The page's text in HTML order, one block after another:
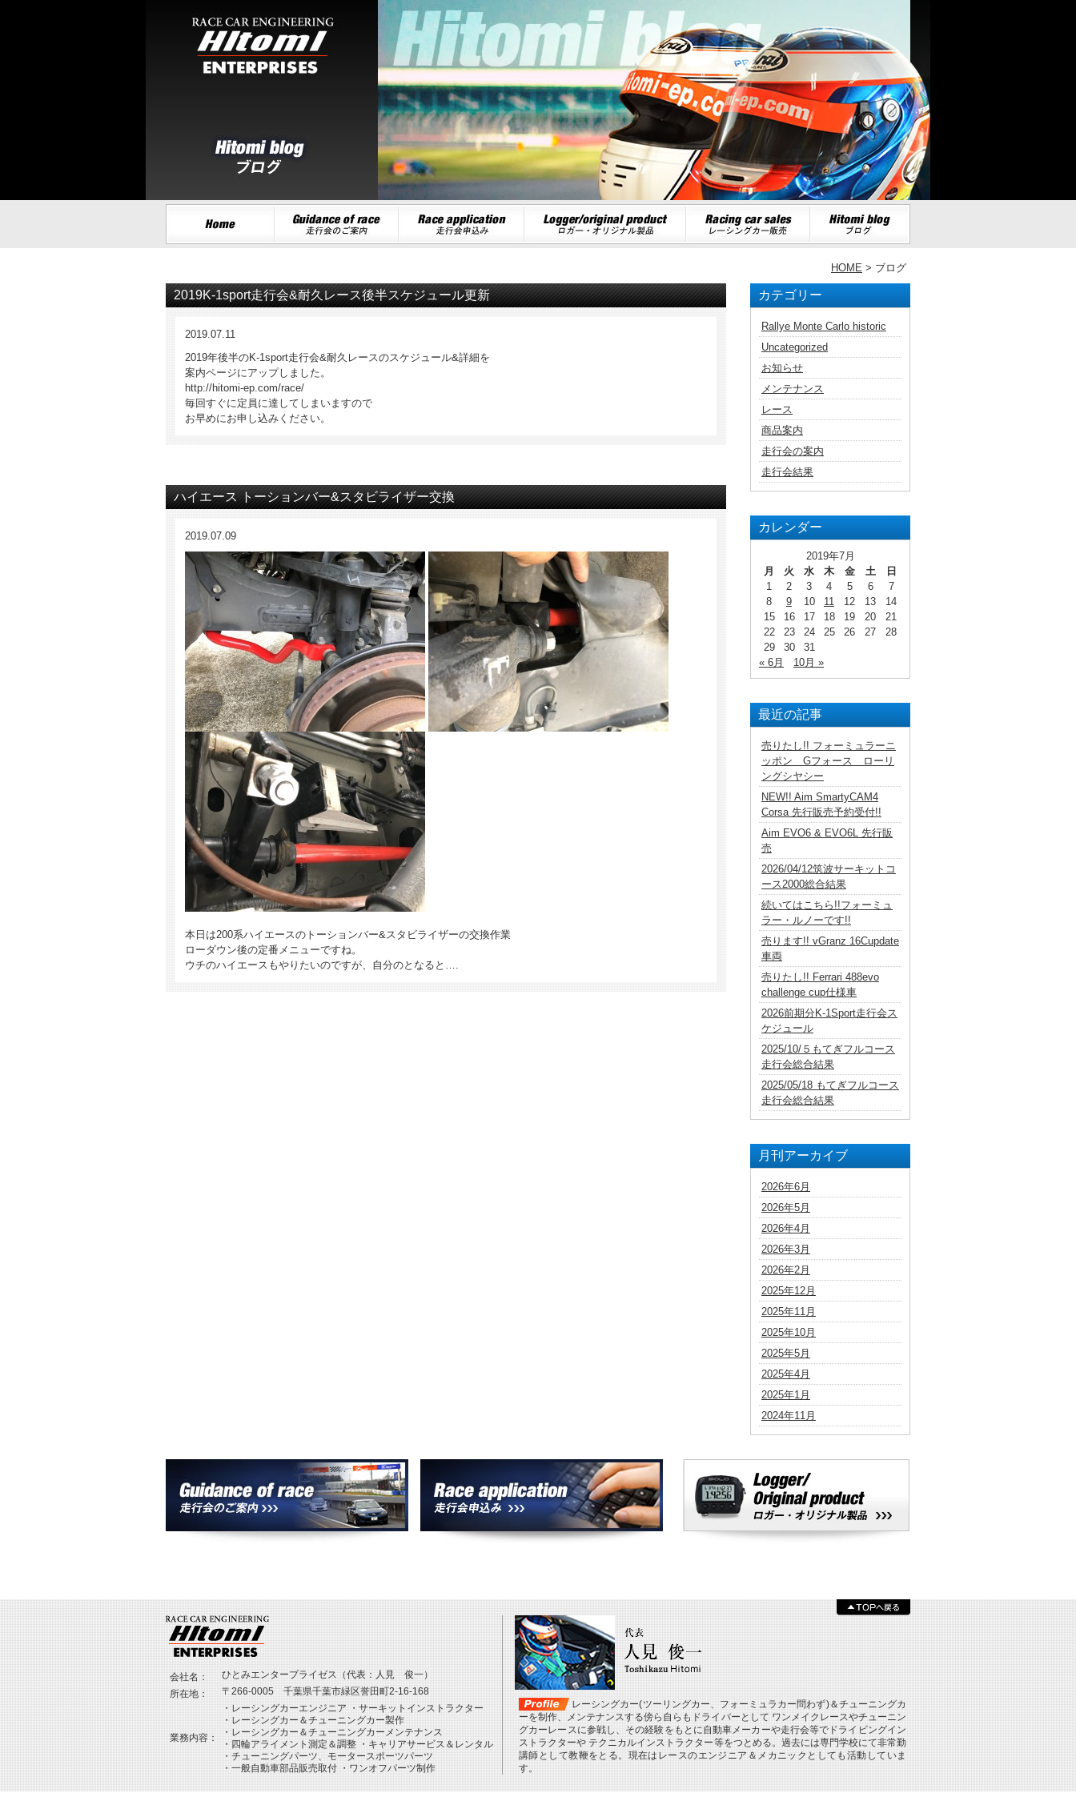
HOME > ブログ
2019K-1sport走行会&耐久レース後半スケジュール更新
2019.07.11
2019年後半のK-1sport走行会&耐久レースのスケジュール&詳細を
案内ページにアップしました。
http://hitomi-ep.com/race/
毎回すぐに定員に達してしまいますので
お早めにお申し込みください。
ハイエース トーションバー&スタビライザー交換
2019.07.09
本日は200系ハイエースのトーションバー&スタビライザーの交換作業
ローダウン後の定番メニューですね。
ウチのハイエースもやりたいのですが、自分のとなると….
カテゴリー
Rallye Monte Carlo historic
Uncategorized
お知らせ
メンテナンス
レース
商品案内
走行会の案内
走行会結果
カレンダー
2019年7月
月
火 水 木 金 土
日
1
2 3 4 5 6
7
8
9 10 11 12 13
14
15
16 17 18 19 20
21
22
23 24 25 26 27
28
29
30
31
« 6月
10月 »
最近の記事
売りたし!! フォーミュラーニ
ッポン Gフォース ローリ
ングシヤシー
NEW!! Aim SmartyCAM4
Corsa 先行販売予約受付!!
Aim EVO6 & EVO6L 先行販
売
2026/04/12筑波サーキットコ
ース2000総合結果
続いてはこちら!!フォーミュ
ラー・ルノーです!!
売ります!! vGranz 16Cupdate
車両
売りたし!! Ferrari 488evo
challenge cup仕様車
2026前期分K-1Sport走行会ス
ケジュール
2025/10/５もてぎフルコース
走行会総合結果
2025/05/18 もてぎフルコース
走行会総合結果
月刊アーカイブ
2026年6月
2026年5月
2026年4月
2026年3月
2026年2月
2025年12月
2025年11月
2025年10月
2025年5月
2025年4月
2025年1月
2024年11月
会社名：
ひとみエンタープライゼス（代表：人見 俊一）
所在地：
〒266-0005 千葉県千葉市緑区誉田町2-16-168
業務内容：
・レーシングカーエンジニア ・サーキットインストラクター
・レーシングカー＆チューニングカー製作
・レーシングカー＆チューニングカーメンテナンス
・四輪アライメント測定＆調整 ・キャリアサービス＆レンタル
・チューニングパーツ、モータースポーツパーツ
・一般自動車部品販売取付 ・ワンオフパーツ制作
レーシングカー(ツーリングカー、フォーミュラカー問わず)＆チューニングカ
ーを制作、メンテナンスする傍ら自らもドライバーとして ワンメイクレースやチューニン
グカーレースに参戦し、その経験をもとに自動車メーカーや走行会等でドライビングイン
ストラクターや テクニカルインストラクター等をつとめる。過去には専門学校にて非常勤
講師として教鞭をとる。現在はレースのエンジニア＆メカニックとしても活動していま
す。